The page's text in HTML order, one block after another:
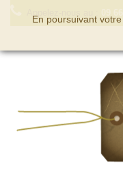
En poursuivant